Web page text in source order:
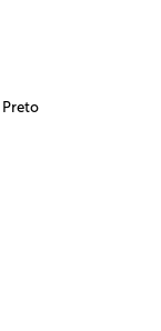
Preto